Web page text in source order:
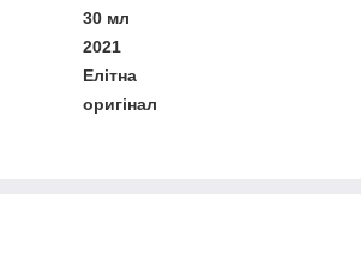
30 мл
2021
Елітна
оригінал